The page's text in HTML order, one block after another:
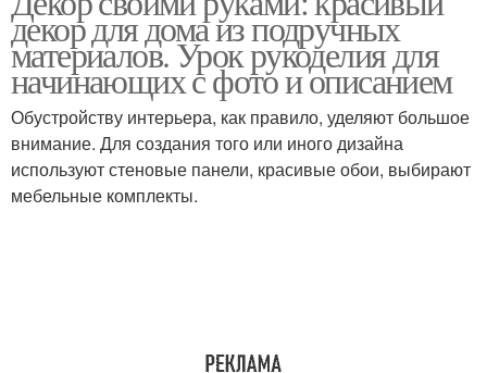
декор для дома из подручных
материалов. Урок рукоделия для
начинающих с фото и описанием
Обустройству интерьера, как правило, уделяют большое
внимание. Для создания того или иного дизайна
используют стеновые панели, красивые обои, выбирают
мебельные комплекты.